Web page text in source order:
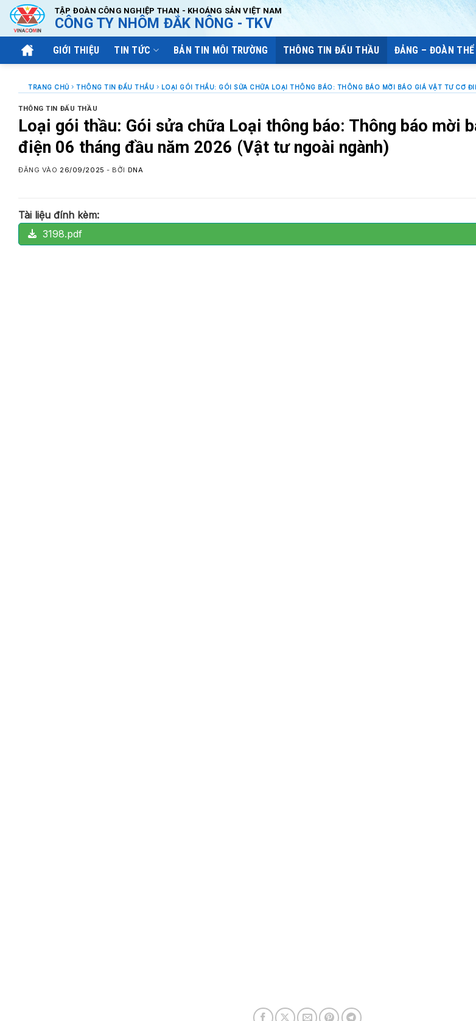
Bỏ
qua
nội
dung
TẬP ĐOÀN CÔNG NGHIỆP THAN - KHOÁNG SẢN VIỆT NAM
CÔNG TY NHÔM ĐẮK NÔNG - TKV
GIỚI THIỆU TIN TỨC BẢN TIN MÔI TRƯỜNG THÔNG TIN ĐẤU THẦU ĐẢNG – ĐOÀN THỂ
TRANG CHỦ THÔNG TIN ĐẤU THẦU
THÔNG TIN ĐẤU THẦU
Loại gói thầu: Gói sửa chữa Loại thông báo: Thông báo mời
điện 06 tháng đầu năm 2026 (Vật tư ngoài ngành)
ĐĂNG VÀO 26/09/2025 - BỞI DNA
Tài liệu đính kèm:
3198.pdf